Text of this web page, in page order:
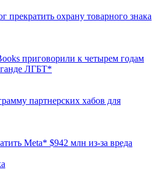
прекратить охрану товарного знака
приговорили к четырем годам
ЛГБТ*
партнерских хабов для
Meta* $942 млн из-за вреда